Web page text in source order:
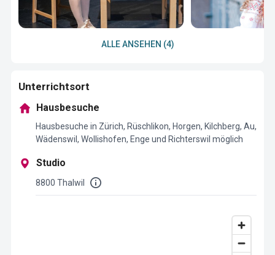
ALLE ANSEHEN (4)
Unterrichtsort
Hausbesuche
Hausbesuche in Zürich, Rüschlikon, Horgen, Kilchberg, Au,
Wädenswil, Wollishofen, Enge und Richterswil möglich
Studio
8800 Thalwil